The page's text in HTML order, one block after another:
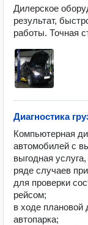
Дилерское
результат,
Диагностика
Компьютерная
автомобилей с
выгодная
ряде случаев
для проверки
рейсом;
в ходе плановой
автопарка;